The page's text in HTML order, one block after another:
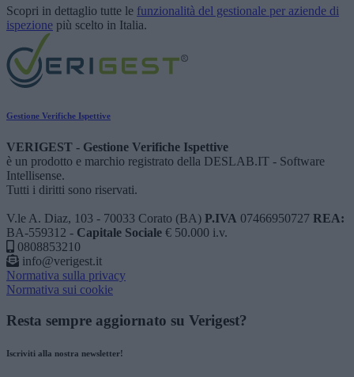
Scopri in dettaglio tutte le funzionalità del gestionale per aziende di
ispezione più scelto in Italia.
Gestione Verifiche Ispettive
VERIGEST - Gestione Verifiche Ispettive
è un prodotto e marchio registrato della DESLAB.IT - Software
Intellisense.
Tutti i diritti sono riservati.
V.le A. Diaz, 103 - 70033 Corato (BA) P.IVA 07466950727 REA:
BA-559312 - Capitale Sociale € 50.000 i.v.
0808853210
info@verigest.it
Normativa sulla privacy
Normativa sui cookie
Resta sempre aggiornato su Verigest?
Iscriviti alla nostra newsletter!